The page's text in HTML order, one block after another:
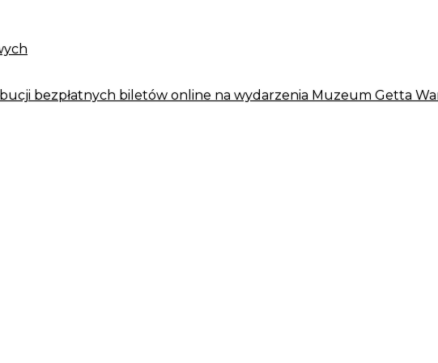
bezpłatnych biletów online na wydarzenia Muzeum Getta